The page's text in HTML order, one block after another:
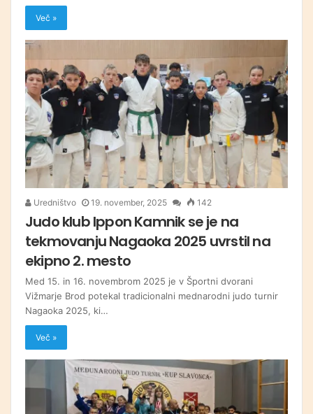
Več »
Uredništvo 19. november, 2025 142
Judo klub Ippon Kamnik se je na
tekmovanju Nagaoka 2025 uvrstil na
ekipno 2. mesto
Med 15. in 16. novembrom 2025 je v Športni dvorani
Vižmarje Brod potekal tradicionalni mednarodni judo turnir
Nagaoka 2025, ki…
Več »